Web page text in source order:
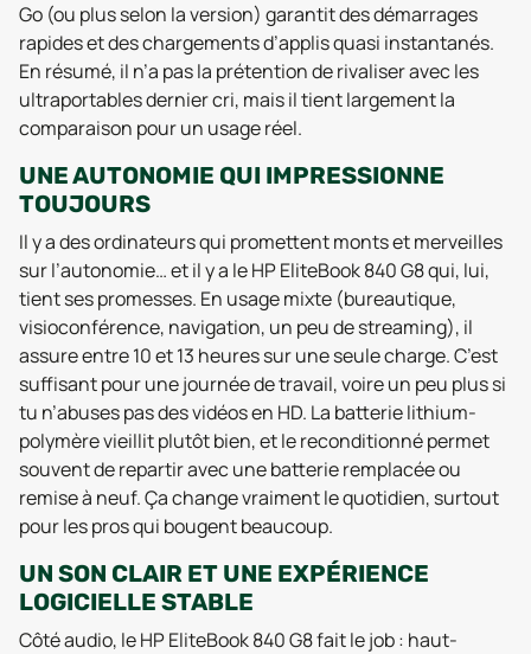
Go (ou plus selon la version) garantit des démarrages
rapides et des chargements d’applis quasi instantanés.
En résumé, il n’a pas la prétention de rivaliser avec les
ultraportables dernier cri, mais il tient largement la
comparaison pour un usage réel.
UNE AUTONOMIE QUI IMPRESSIONNE
TOUJOURS
Il y a des ordinateurs qui promettent monts et merveilles
sur l’autonomie… et il y a le HP EliteBook 840 G8 qui, lui,
tient ses promesses. En usage mixte (bureautique,
visioconférence, navigation, un peu de streaming), il
assure entre 10 et 13 heures sur une seule charge. C’est
suffisant pour une journée de travail, voire un peu plus si
tu n’abuses pas des vidéos en HD. La batterie lithium-
polymère vieillit plutôt bien, et le reconditionné permet
souvent de repartir avec une batterie remplacée ou
remise à neuf. Ça change vraiment le quotidien, surtout
pour les pros qui bougent beaucoup.
UN SON CLAIR ET UNE EXPÉRIENCE
LOGICIELLE STABLE
Côté audio, le HP EliteBook 840 G8 fait le job : haut-